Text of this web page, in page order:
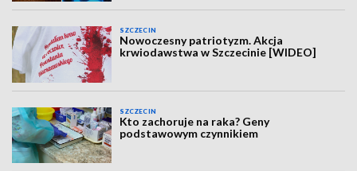
SZCZECIN
Nowoczesny patriotyzm. Akcja
krwiodawstwa w Szczecinie [WIDEO]
SZCZECIN
Kto zachoruje na raka? Geny
podstawowym czynnikiem